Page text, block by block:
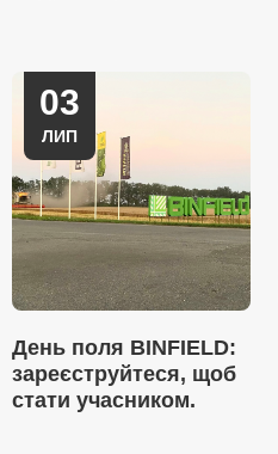
03
ЛИП
День поля BINFIELD:
зареєструйтеся, щоб
стати учасником.